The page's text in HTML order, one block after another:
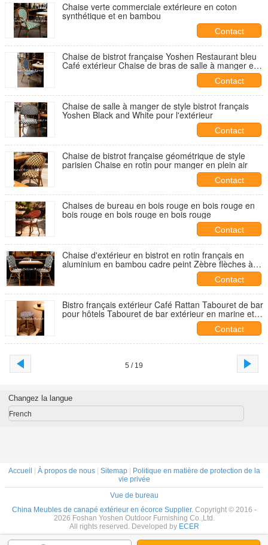
Chaise verte commerciale extérieure en coton
synthétique et en bambou
Contact
Chaise de bistrot française Yoshen Restaurant bleu
Café extérieur Chaise de bras de salle à manger en
Contact
Chaise de salle à manger de style bistrot français
Yoshen Black and White pour l'extérieur
Contact
Chaise de bistrot française géométrique de style
parisien Chaise en rotin pour manger en plein air
Contact
Chaises de bureau en bois rouge en bois rouge en
bois rouge en bois rouge en bois rouge
Contact
Chaise d'extérieur en bistrot en rotin français en
aluminium en bambou cadre peint Zèbre flèches à
rayures Noir blanc Chaise extérieure
Contact
Bistro français extérieur Café Rattan Tabouret de bar
pour hôtels Tabouret de bar extérieur en marine et
Contact
5 / 19
Changez la langue
French
Accueil À propos de nous| Sitemap|
Politique en matière de protection de la
vie privée
Vue de bureau
China Meubles de canapé extérieur en écorce Supplier. Copyright © 2016 -
2026 Foshan Yoshen Outdoor Furnishing Co.,Ltd.
All rights reserved. Developed by ECER